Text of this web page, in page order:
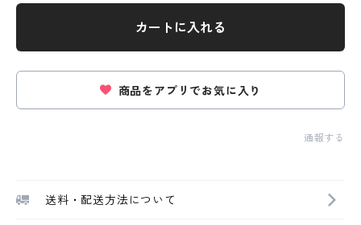
カートに入れる
商品をアプリでお気に入り
通報する
送料・配送方法について